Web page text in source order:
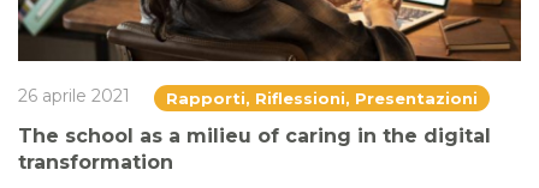
26 aprile 2021 Rapporti, Riflessioni, Presentazioni
The school as a milieu of caring in the digital
transformation